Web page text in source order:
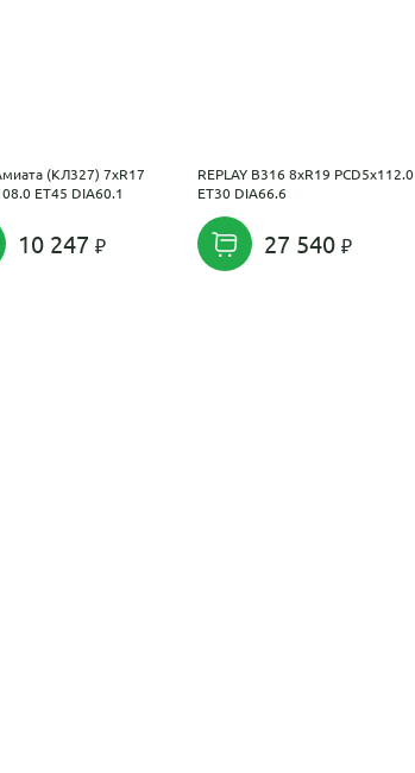
(КЛ327) 7xR17
ET45 DIA60.1
10 247
REPLAY B316 8xR19 PCD5x112.0
ET30 DIA66.6
27 540